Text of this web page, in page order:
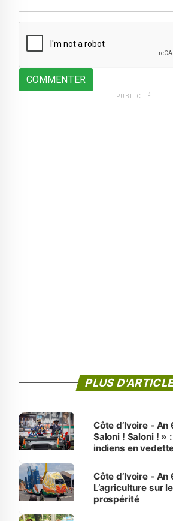
COMMENTER
PUBLICITÉ
PLUS
Côte d’Ivoire -
Saloni ! Saloni ! »
indiens en
Côte d’Ivoire - An
L’agriculture sur
prospérité